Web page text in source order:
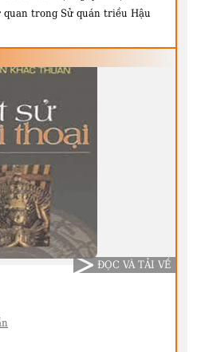
quan trong Sử quán triều Hậu
ĐỌC VÀ TẢI VỀ